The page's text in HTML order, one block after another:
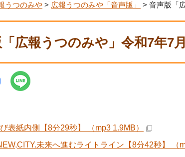
うつのみや > 広報うつのみや「音声版」 > 音声版「
広報うつのみや」令和7年7
表紙内側【8分29秒】 （mp3 1.9MB）
未来へ進むライトライン【8分42秒】 （